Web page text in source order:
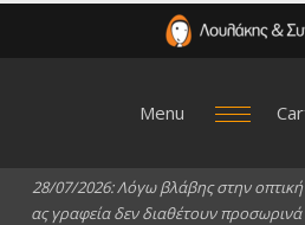
Menu
28/07/2026:Λόγω βλάβης στην οπτική
ας γραφεία δεν διαθέτουν προσωρινά